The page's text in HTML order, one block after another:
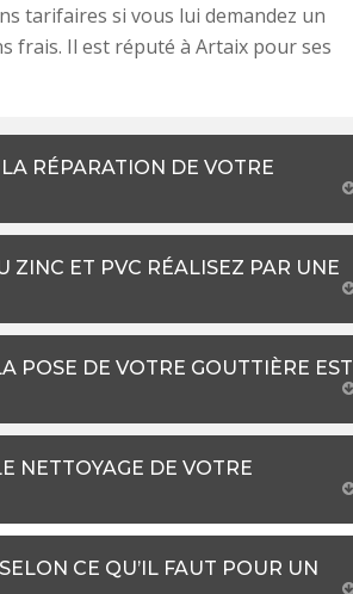
tarifaires si vous lui demandez un
frais. Il est réputé à Artaix pour ses
RÉPARATION DE VOTRE
ZINC ET PVC RÉALISEZ PAR UNE
POSE DE VOTRE GOUTTIÈRE EST
NETTOYAGE DE VOTRE
CE QU’IL FAUT POUR UN